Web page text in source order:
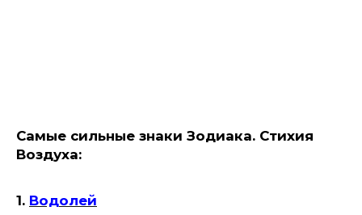
Самые сильные знаки Зодиака. Стихия
Воздуха:
1. Водолей